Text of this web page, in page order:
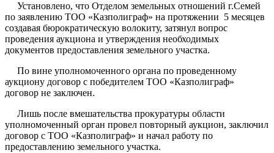
Установлено, что Отделом земельных отношений г.Семей
по заявлению ТОО «Казполиграф» на протяжении 5 месяцев
создавая бюрократическую волокиту, затянул вопрос
проведения аукциона и утверждения необходимых
документов предоставления земельного участка.
По вине уполномоченного органа по проведенному
аукциону договор с победителем ТОО «Казполиграф»
договор не заключен.
Лишь после вмешательства прокуратуры области
уполномоченный орган провел повторный аукцион, заключил
договор с ТОО «Казполиграф» и начал работу по
предоставлению земельного участка.